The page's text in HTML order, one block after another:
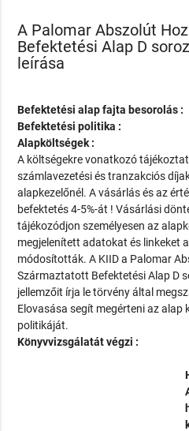
A Palomar Abszolút
Befektetési Alap D
leírása
Befektetési alap fajta besorolás :
Befektetési politika :
Alapköltségek :
A költségekre vonatkozó
számlavezetési és tranzakciós
alapkezelőnél. A vásárlás és az
befektetés 4-5%-át ! Vásárlási
tájékozódjon személyesen az
megjelenített adatokat és linkeket
módosították. A KIID a Palomar
Származtatott Befektetési Alap D
jellemzőit írja le törvény által
Elovasása segít megérteni az alap
politikáját.
Könyvvizsgálatát végzi :